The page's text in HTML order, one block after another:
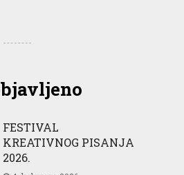
FESTIVAL
KREATIVNOG PISANJA
2026.